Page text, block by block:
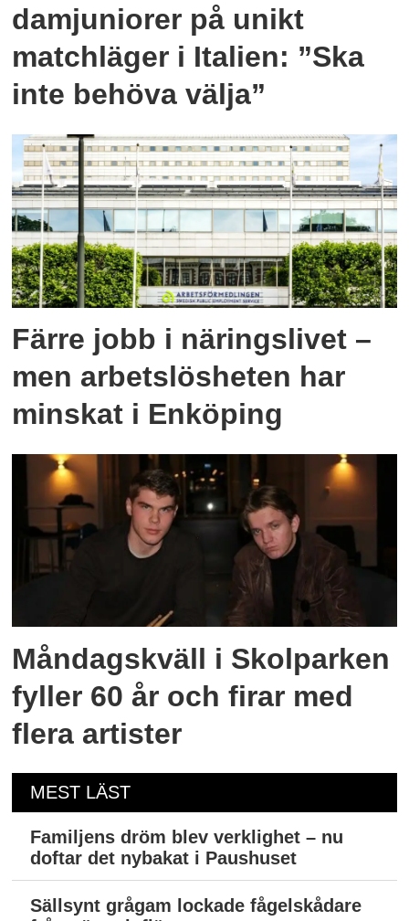
damjuniorer på unikt
matchläger i Italien: ”Ska
inte behöva välja”
Färre jobb i näringslivet –
men arbetslösheten har
minskat i Enköping
Måndagskväll i Skolparken
fyller 60 år och firar med
flera artister
MEST LÄST
Familjens dröm blev verklighet – nu
doftar det nybakat i Paushuset
Sällsynt grågam lockade fågelskådare